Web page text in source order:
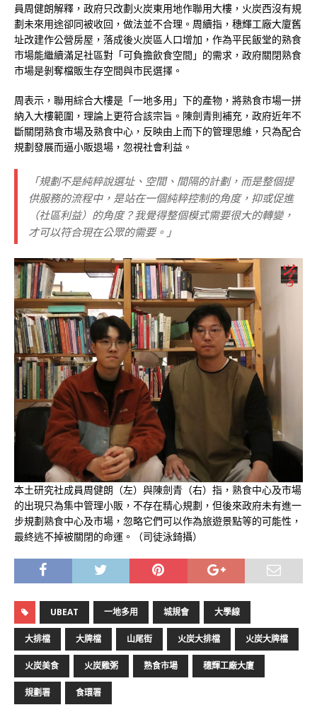
員周健朗解釋，政府只改劃火炭東用地作聯用大樓，火炭西沒有規
劃未來用途卻同被收回，做法並不合理。周續指，穗輝工廠大廈舊
址改建作公營房屋，落成後火炭區人口增加，作為平民飯堂的熟食
市場能繼續滿足社區對「可負擔飲食空間」的需求，政府關閉熟食
市場是剝奪檔販生存空間與市民選擇。
周表示，聯用綜合大樓是「一地多用」下的產物，將熟食市場一拼
納入大樓範圍，理論上更符合該宗旨。陳劍青則補充，政府近年不
斷關閉熟食市場及熟食中心，反映由上而下的管理思維，只為配合
規劃發展而逼小販退場，忽視社會利益。
「規劃不是純粹說選址、空間、間隔的計劃，而是整個提
供服務的流程中，是站在一個純粹控制的角度，抑或促進
（社區利益）的角度？我覺得整個模式需要很大的轉變，
才可以符合現在公眾的需要。」
本土研究社成員周健朗（左）與陳劍青（右）指，熟食中心及市場
的出現只為集中管理小販，不存在精心規劃，但後來政府未有進一
步規劃熟食中心及市場，忽略它們可以作為旅遊景點等的可能性，
最終逃不掉被關閉的命運。（司徒泳錡攝）
UBEAT 一地多用 城規會 大學線
大排檔 大牌檔 山尾街 火炭大排檔 火炭大牌檔
火炭美食 火炭雞粥 熟食市場 穗輝工廠大廈
規劃署 食環署